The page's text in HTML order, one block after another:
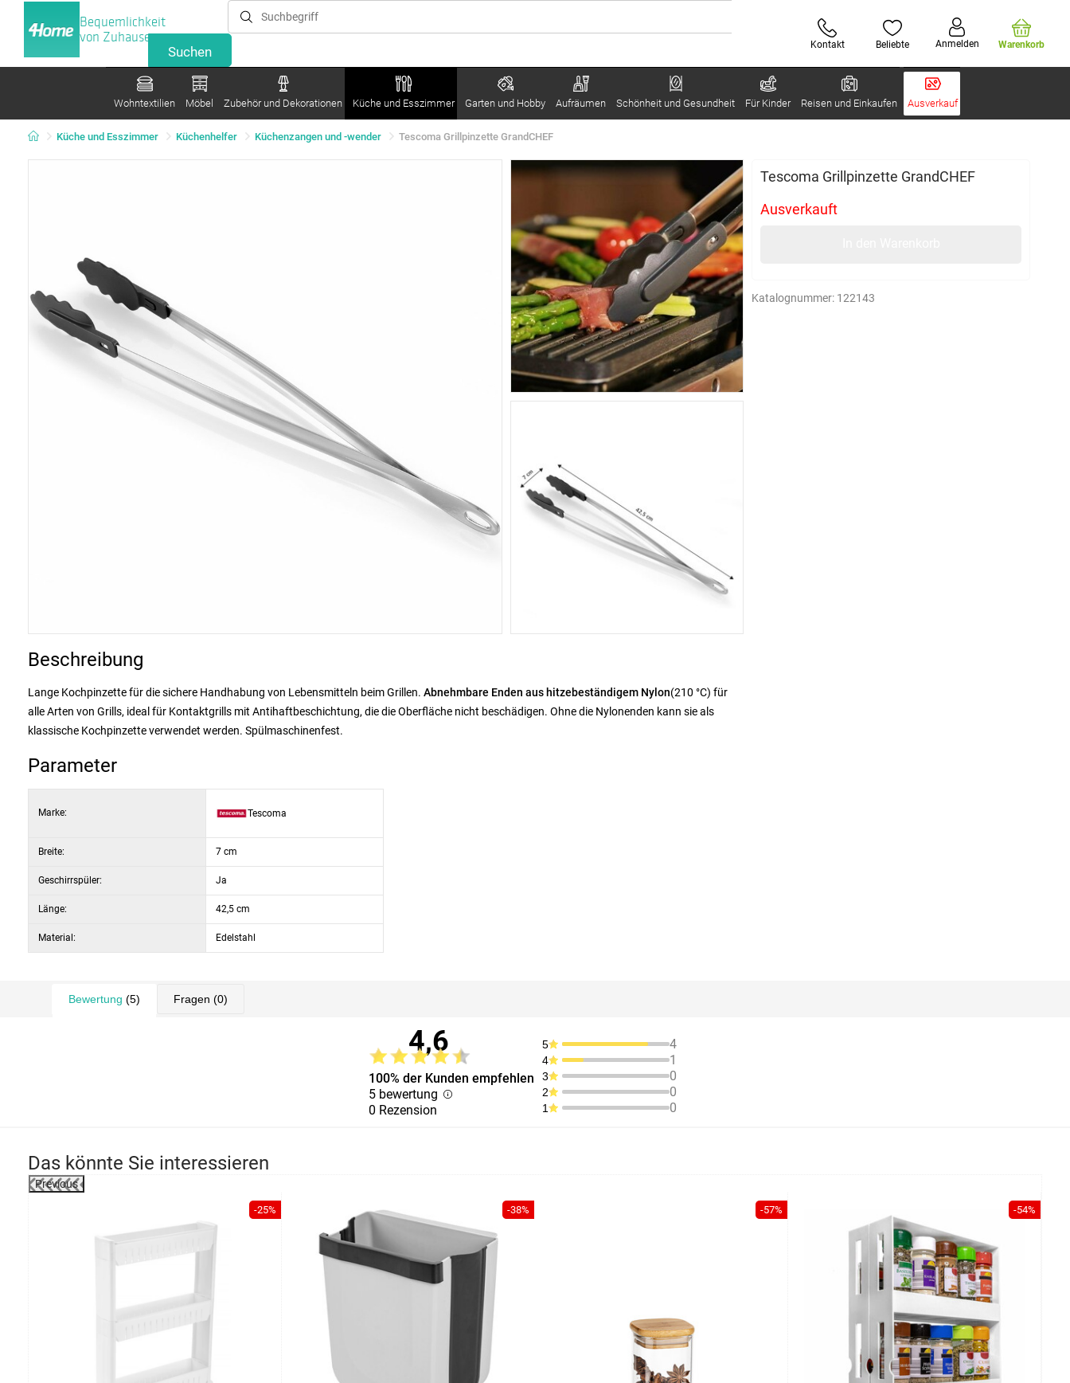
Bequemlichkeit
von Zuhause
Kontakt Beliebte Anmelden Warenkorb
Wohntextilien Möbel Zubehör und Dekorationen Küche und Esszimmer Garten und Hobby Aufräumen Schönheit und Gesundheit Für Kinder Reisen und Einkaufen Ausverkauf
Küche und Esszimmer Küchenhelfer Küchenzangen und -wender Tescoma Grillpinzette GrandCHEF
Tescoma Grillpinzette GrandCHEF
Ausverkauft
Katalognummer: 122143
Beschreibung
Lange Kochpinzette für die sichere Handhabung von Lebensmitteln beim Grillen. Abnehmbare Enden aus hitzebeständigem Nylon(210 °C) für
alle Arten von Grills, ideal für Kontaktgrills mit Antihaftbeschichtung, die die Oberfläche nicht beschädigen. Ohne die Nylonenden kann sie als
klassische Kochpinzette verwendet werden. Spülmaschinenfest.
Parameter
Marke: Tescoma
Breite: 7 cm
Geschirrspüler: Ja
Länge: 42,5 cm
Material: Edelstahl
Bewertung (5) Fragen (0)
4,6
100% der Kunden empfehlen
5 bewertung
0 Rezension
5 4
4 1
3 0
2 0
1 0
Das könnte Sie interessieren
Previous
-25% -38% -57% -54%